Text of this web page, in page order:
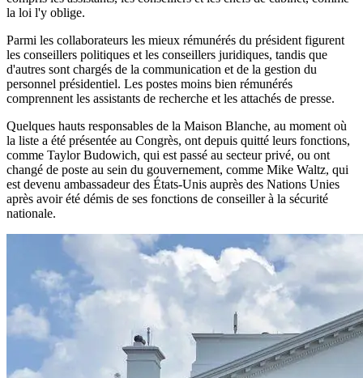
la loi l'y oblige.
Parmi les collaborateurs les mieux rémunérés du président figurent
les conseillers politiques et les conseillers juridiques, tandis que
d'autres sont chargés de la communication et de la gestion du
personnel présidentiel. Les postes moins bien rémunérés
comprennent les assistants de recherche et les attachés de presse.
Quelques hauts responsables de la Maison Blanche, au moment où
la liste a été présentée au Congrès, ont depuis quitté leurs fonctions,
comme Taylor Budowich, qui est passé au secteur privé, ou ont
changé de poste au sein du gouvernement, comme Mike Waltz, qui
est devenu ambassadeur des États-Unis auprès des Nations Unies
après avoir été démis de ses fonctions de conseiller à la sécurité
nationale.